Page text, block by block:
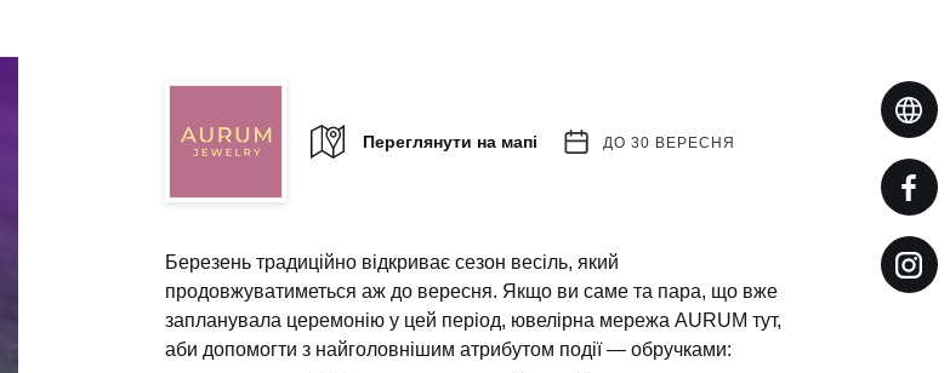
Переглянути на мапі ДО 30 ВЕРЕСНЯ
Березень традиційно відкриває сезон весіль, який
продовжуватиметься аж до вересня. Якщо ви саме та пара, що вже
запланувала церемонію у цей період, ювелірна мережа AURUM тут,
аби допомогти з найголовнішим атрибутом події — обручками: